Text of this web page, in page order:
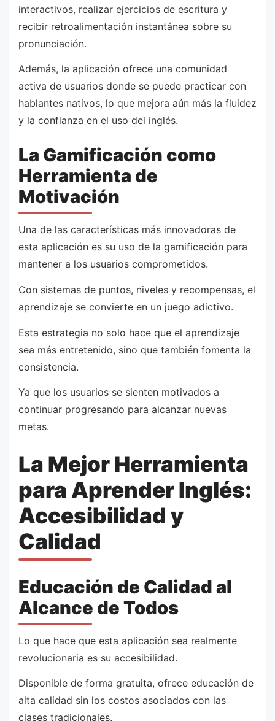
interactivos, realizar ejercicios de escritura y
recibir retroalimentación instantánea sobre su
pronunciación.
Además, la aplicación ofrece una comunidad
activa de usuarios donde se puede practicar con
hablantes nativos, lo que mejora aún más la fluidez
y la confianza en el uso del inglés.
La Gamificación como
Herramienta de
Motivación
Una de las características más innovadoras de
esta aplicación es su uso de la gamificación para
mantener a los usuarios comprometidos.
Con sistemas de puntos, niveles y recompensas, el
aprendizaje se convierte en un juego adictivo.
Esta estrategia no solo hace que el aprendizaje
sea más entretenido, sino que también fomenta la
consistencia.
Ya que los usuarios se sienten motivados a
continuar progresando para alcanzar nuevas
metas.
La Mejor Herramienta
para Aprender Inglés:
Accesibilidad y
Calidad
Educación de Calidad al
Alcance de Todos
Lo que hace que esta aplicación sea realmente
revolucionaria es su accesibilidad.
Disponible de forma gratuita, ofrece educación de
alta calidad sin los costos asociados con las
clases tradicionales.